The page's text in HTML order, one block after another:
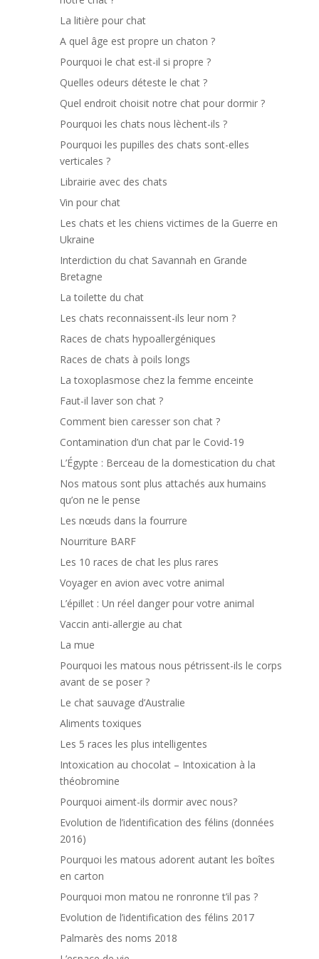
La litière pour chat
A quel âge est propre un chaton ?
Pourquoi le chat est-il si propre ?
Quelles odeurs déteste le chat ?
Quel endroit choisit notre chat pour dormir ?
Pourquoi les chats nous lèchent-ils ?
Pourquoi les pupilles des chats sont-elles
verticales ?
Librairie avec des chats
Vin pour chat
Les chats et les chiens victimes de la Guerre en
Ukraine
Interdiction du chat Savannah en Grande
Bretagne
La toilette du chat
Les chats reconnaissent-ils leur nom ?
Races de chats hypoallergéniques
Races de chats à poils longs
La toxoplasmose chez la femme enceinte
Faut-il laver son chat ?
Comment bien caresser son chat ?
Contamination d’un chat par le Covid-19
L’Égypte : Berceau de la domestication du chat
Nos matous sont plus attachés aux humains
qu’on ne le pense
Les nœuds dans la fourrure
Nourriture BARF
Les 10 races de chat les plus rares
Voyager en avion avec votre animal
L’épillet : Un réel danger pour votre animal
Vaccin anti-allergie au chat
La mue
Pourquoi les matous nous pétrissent-ils le corps
avant de se poser ?
Le chat sauvage d’Australie
Aliments toxiques
Les 5 races les plus intelligentes
Intoxication au chocolat – Intoxication à la
théobromine
Pourquoi aiment-ils dormir avec nous?
Evolution de l’identification des félins (données
2016)
Pourquoi les matous adorent autant les boîtes
en carton
Pourquoi mon matou ne ronronne t’il pas ?
Evolution de l’identification des félins 2017
Palmarès des noms 2018